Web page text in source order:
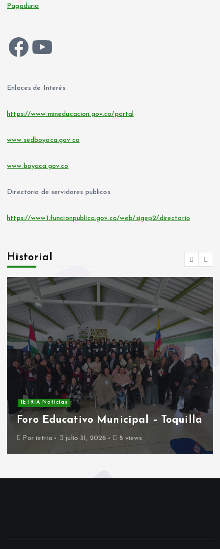
Pagaduria
Facebook YouTube
Enlaces de Interés
https://www.mineducacion.gov.co/portal
www.sedboyaca.gov.co
www.boyaca.gov.co
Directorio de servidores publicos
https://www1.funcionpublica.gov.co/web/sigep2/directorio
Historial
IETRIA Noticias
Foro Educativo Municipal – Toquilla
Por ietria julio 31, 2026 8 views